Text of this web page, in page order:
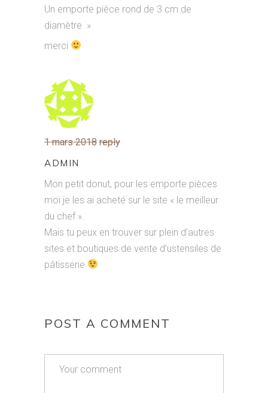
Un emporte pièce rond de 3 cm de
diamètre »
merci
1 mars 2018 reply
ADMIN
Mon petit donut, pour les emporte pièces
moi je les ai acheté sur le site « le meilleur
du chef ».
Mais tu peux en trouver sur plein d’autres
sites et boutiques de vente d’ustensiles de
pâtisserie
POST A COMMENT